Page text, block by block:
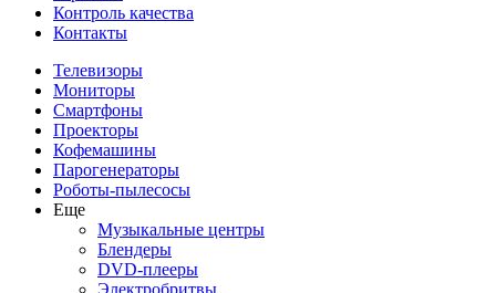
Контроль качества
Контакты
Телевизоры
Мониторы
Смартфоны
Проекторы
Кофемашины
Парогенераторы
Роботы-пылесосы
Еще
Музыкальные центры
Блендеры
DVD-плееры
Электробритвы